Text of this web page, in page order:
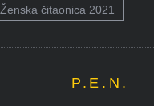
Ženska čitaonica 2021
P.E.N.